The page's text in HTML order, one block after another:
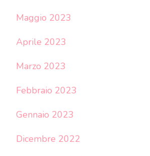
Maggio 2023
Aprile 2023
Marzo 2023
Febbraio 2023
Gennaio 2023
Dicembre 2022